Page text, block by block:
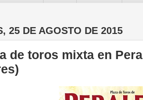
25 DE AGOSTO DE 2015
de toros mixta en